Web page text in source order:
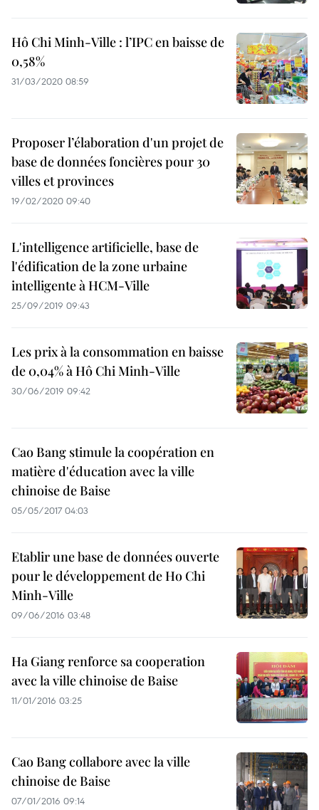
Hô Chi Minh-Ville : l’IPC en baisse de
0,58%
31/03/2020 08:59
Proposer l’élaboration d'un projet de
base de données foncières pour 30
villes et provinces
19/02/2020 09:40
L'intelligence artificielle, base de
l'édification de la zone urbaine
intelligente à HCM-Ville
25/09/2019 09:43
Les prix à la consommation en baisse
de 0,04% à Hô Chi Minh-Ville
30/06/2019 09:42
Cao Bang stimule la coopération en
matière d'éducation avec la ville
chinoise de Baise
05/05/2017 04:03
Etablir une base de données ouverte
pour le développement de Ho Chi
Minh-Ville
09/06/2016 03:48
Ha Giang renforce sa cooperation
avec la ville chinoise de Baise
11/01/2016 03:25
Cao Bang collabore avec la ville
chinoise de Baise
07/01/2016 09:14